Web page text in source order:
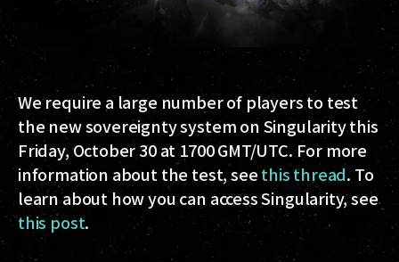
We require a large number of players to test
the new sovereignty system on Singularity this
Friday, October 30 at 1700 GMT/UTC. For more
information about the test, seethis thread. To
learn about how you can access Singularity, see
this post.